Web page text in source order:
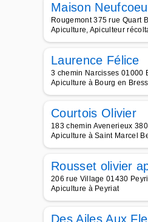
Maison
Rougemont 375 rue Quart
Apiculture, Apiculteur
Laurence Félice
3 chemin Narcisses 01000
Apiculture à Bourg en
Courtois Olivier
183 chemin Avenerieux
Apiculture à Saint Marcel
Rousset olivier
206 rue Village 01430
Apiculture à Peyriat
Des Ailes Aux